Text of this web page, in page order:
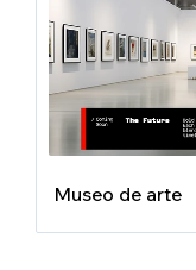
Museo de arte